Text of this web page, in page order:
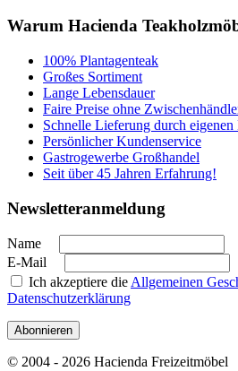
Warum Hacienda
100% Plantagenteak
Großes Sortiment
Lange Lebensdauer
Faire Preise ohne
Schnelle Lieferung durch
Persönlicher Kundenservice
Gastrogewerbe Großhandel
Seit über 45 Jahren Erfahrung!
Newsletteranmeldung
Name
E-Mail
Ich akzeptiere dieAllgemeinen
Datenschutzerklärung
Abonnieren
© 2004 - 2026 Hacienda Freizeitmöbel